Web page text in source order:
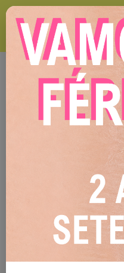
VAMOS DE FÉRIAS ! 2 A
encomendas online serão